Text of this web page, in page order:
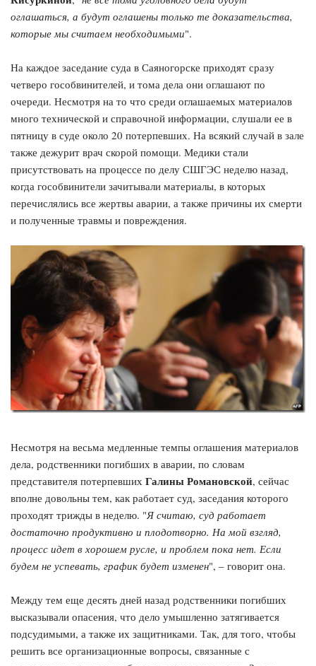
оглашаться, а будут оглашены только те доказательства,
которые мы считаем необходимыми".
На каждое заседание суда в Саяногорске приходят сразу
четверо гособвинителей, и тома дела они оглашают по
очереди. Несмотря на то что среди оглашаемых материалов
много технической и справочной информации, слушали ее в
пятницу в суде около 20 потерпевших. На всякий случай в зале
также дежурит врач скорой помощи. Медики стали
присутствовать на процессе по делу СШГЭС неделю назад,
когда гособвинители зачитывали материалы, в которых
перечислялись все жертвы аварии, а также причины их смерти
и полученные травмы и повреждения.
Несмотря на весьма медленные темпы оглашения материалов
дела, родственники погибших в аварии, по словам
представителя потерпевших Галины Романовской, сейчас
вполне довольны тем, как работает суд, заседания которого
проходят трижды в неделю. "Я считаю, суд работает
достаточно продуктивно и плодотворно. На мой взгляд,
процесс идет в хорошем русле, и проблем пока нет. Если
будем не успевать, график будет изменен", – говорит она.
Между тем еще десять дней назад родственники погибших
высказывали опасения, что дело умышленно затягивается
подсудимыми, а также их защитниками. Так, для того, чтобы
решить все организационные вопросы, связанные с